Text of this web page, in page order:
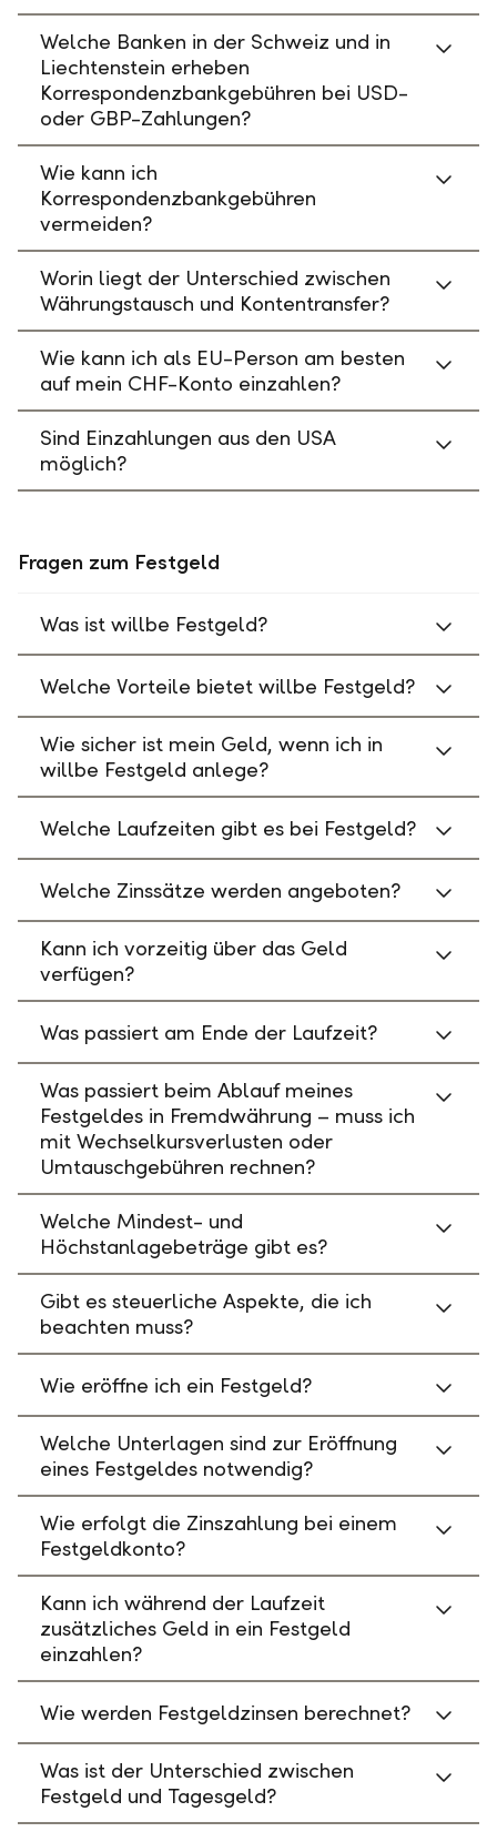
Welche Banken in der Schweiz und in
Liechtenstein erheben
Korrespondenzbankgebühren bei USD-
oder GBP-Zahlungen?
Wie kann ich
Korrespondenzbankgebühren
vermeiden?
Worin liegt der Unterschied zwischen
Währungstausch und Kontentransfer?
Wie kann ich als EU-Person am besten
auf mein CHF-Konto einzahlen?
Sind Einzahlungen aus den USA
möglich?
Fragen zum Festgeld
Was ist willbe Festgeld?
Welche Vorteile bietet willbe Festgeld?
Wie sicher ist mein Geld, wenn ich in
willbe Festgeld anlege?
Welche Laufzeiten gibt es bei Festgeld?
Welche Zinssätze werden angeboten?
Kann ich vorzeitig über das Geld
verfügen?
Was passiert am Ende der Laufzeit?
Was passiert beim Ablauf meines
Festgeldes in Fremdwährung – muss ich
mit Wechselkursverlusten oder
Umtauschgebühren rechnen?
Welche Mindest- und
Höchstanlagebeträge gibt es?
Gibt es steuerliche Aspekte, die ich
beachten muss?
Wie eröffne ich ein Festgeld?
Welche Unterlagen sind zur Eröffnung
eines Festgeldes notwendig?
Wie erfolgt die Zinszahlung bei einem
Festgeldkonto?
Kann ich während der Laufzeit
zusätzliches Geld in ein Festgeld
einzahlen?
Wie werden Festgeldzinsen berechnet?
Was ist der Unterschied zwischen
Festgeld und Tagesgeld?